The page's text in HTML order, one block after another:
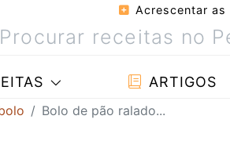
Acrescentar as
ARTIGOS
Bolo de pão ralado...